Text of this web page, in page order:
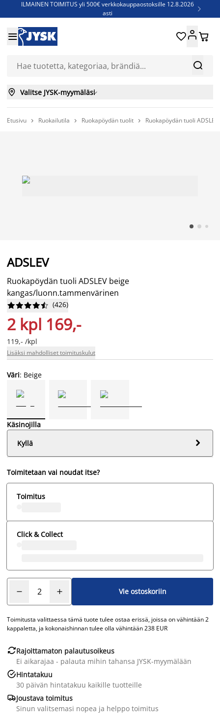
ILMAINEN TOIMITUS yli 500€ verkkokauppaostoksille 12.8.2026
asti

Jenkkisänkyjä - Säästä jopa 60%


 
 Valitse JYSK-myymäläsi
Etusivu  Ruokailutila  Ruokapöydän tuolit  Ruokapöydän tuoli
ADSLEV
Ruokapöydän tuoli ADSLEV beige
kangas/luonn.tammenvärinen





 (426)
2 kpl 169,-
119,- /kpl
Lisäksi mahdolliset toimituskulut
Väri: Beige
Käsinojilla
Kyllä

Toimitetaan vai noudat itse?
Toimitus
Click & Collect
Vie ostoskoriin
Toimitusta valittaessa tämä tuote tulee ostaa erissä, joissa on vähintään 2
kappaletta, ja kokonaishinnan tulee olla vähintään 238 EUR
Rajoittamaton palautusoikeus
Ei aikarajaa - palauta mihin tahansa JYSK-myymälään
Hintatakuu
30 päivän hintatakuu kaikille tuotteille
Joustava toimitus
Sinun valitsemasi nopea ja helppo toimitus